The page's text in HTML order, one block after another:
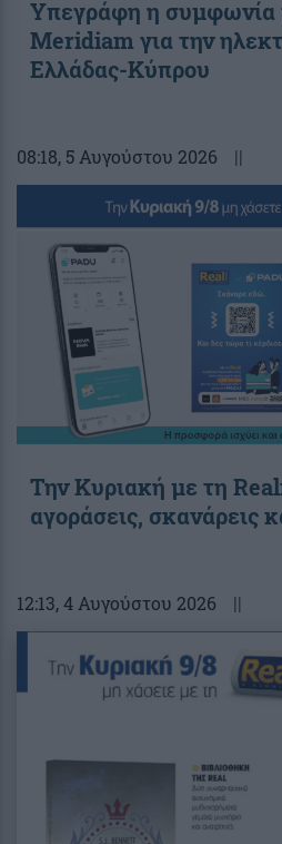
Υπεγράφη η συμφωνία
Meridiam για την
Ελλάδας-Κύπρου
08:18, 5 Αυγούστου 2026 ||
Την Κυριακή με τη
αγοράσεις, σκανάρεις
12:13, 4 Αυγούστου 2026 ||